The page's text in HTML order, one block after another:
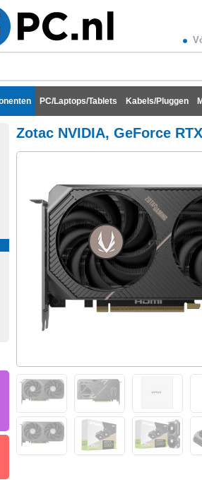
PC/Laptops/Tablets Kabels/Pluggen
Zotac NVIDIA, GeForce